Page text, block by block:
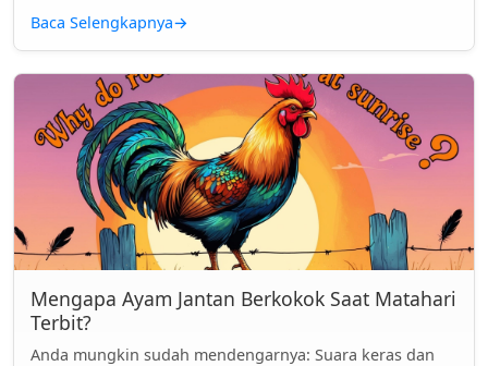
Baca Selengkapnya→
Mengapa Ayam Jantan Berkokok Saat Matahari
Terbit?
Anda mungkin sudah mendengarnya: Suara keras dan